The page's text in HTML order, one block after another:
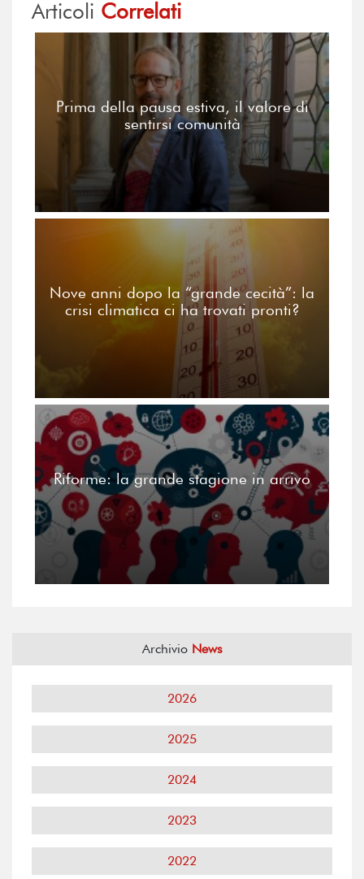
Articoli Correlati
Prima della pausa estiva, il valore di
sentirsi comunità
Nove anni dopo la “grande cecità”: la
crisi climatica ci ha trovati pronti?
Riforme: la grande stagione in arrivo
Archivio News
2026
2025
2024
2023
2022